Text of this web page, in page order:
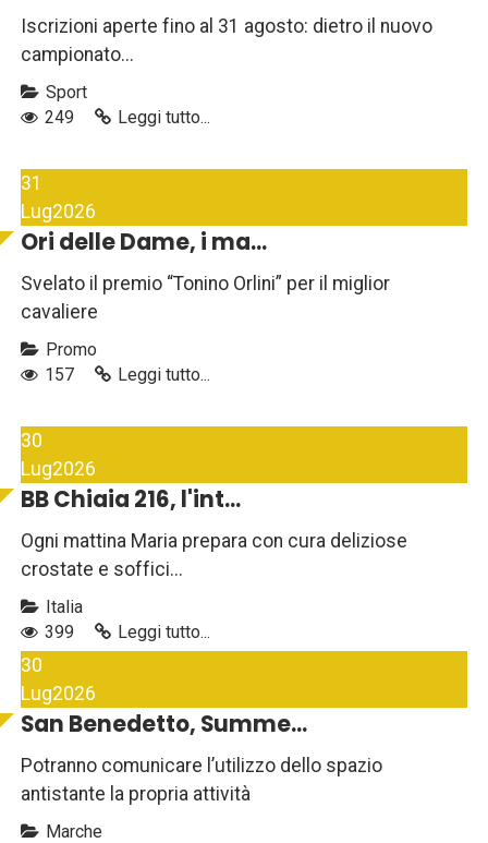
Iscrizioni aperte fino al 31 agosto: dietro il nuovo
campionato...
Sport
249
Leggi tutto...
31
Lug2026
Ori delle Dame, i ma...
Svelato il premio “Tonino Orlini” per il miglior
cavaliere
Promo
157
Leggi tutto...
30
Lug2026
BB Chiaia 216, l'int...
Ogni mattina Maria prepara con cura deliziose
crostate e soffici...
Italia
399
Leggi tutto...
30
Lug2026
San Benedetto, Summe...
Potranno comunicare l’utilizzo dello spazio
antistante la propria attività
Marche